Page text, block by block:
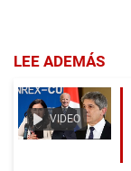
LEE ADEMÁS
VIDEO